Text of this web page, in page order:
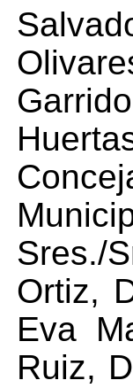
Sres./
Ortiz,
Eva
Ruiz,